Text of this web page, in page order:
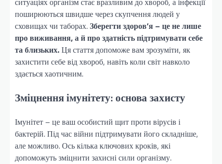
поширюються швидше через скупчення людей у
сховищах чи таборах.Зберегти здоров’я – це не лише
про виживання, а й про здатність підтримувати себе
та близьких.Ця стаття допоможе вам зрозуміти, як
захистити себе від хвороб, навіть коли світ навколо
здається хаотичним.
Зміцнення імунітету: основа захисту
Імунітет – це ваш особистий щит проти вірусів і
бактерій. Під час війни підтримувати його складніше,
але можливо. Ось кілька ключових кроків, які
допоможуть зміцнити захисні сили організму.